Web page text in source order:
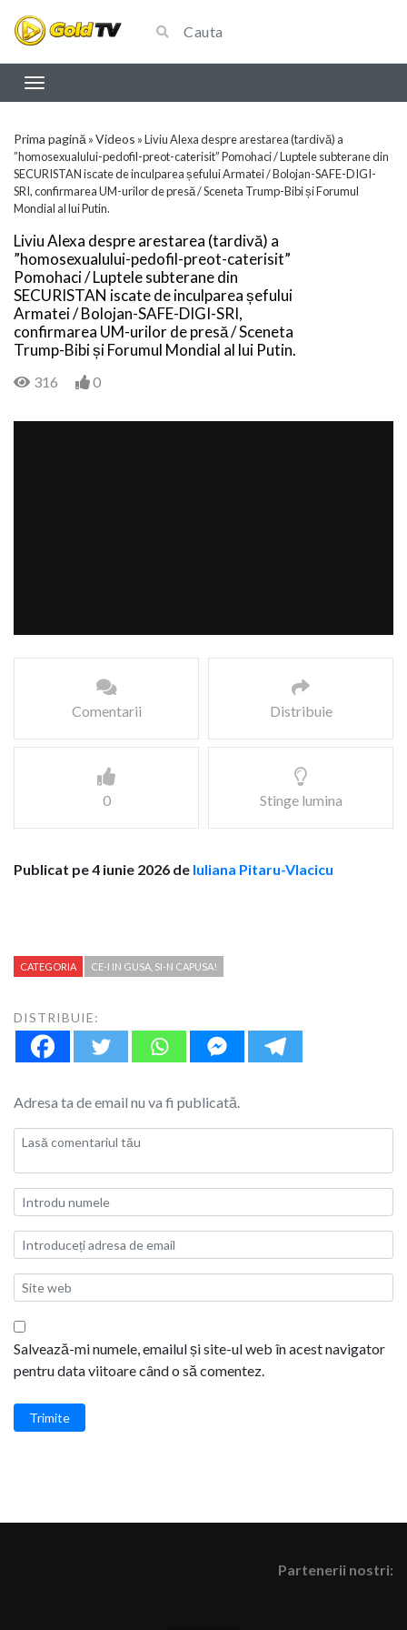
Prima pagină »Videos »Liviu Alexa despre arestarea (tardivă) a
”homosexualului-pedofil-preot-caterisit” Pomohaci / Luptele subterane din
SECURISTAN iscate de inculparea șefului Armatei / Bolojan-SAFE-DIGI-
SRI, confirmarea UM-urilor de presă / Sceneta Trump-Bibi și Forumul
Mondial al lui Putin.
Liviu Alexa despre arestarea (tardivă) a
”homosexualului-pedofil-preot-caterisit”
Pomohaci / Luptele subterane din
SECURISTAN iscate de inculparea șefului
Armatei / Bolojan-SAFE-DIGI-SRI,
confirmarea UM-urilor de presă / Sceneta
Trump-Bibi și Forumul Mondial al lui Putin.
316 0
Comentarii Distribuie
0 Stinge lumina
Publicat pe 4 iunie 2026 de Iuliana Pitaru-Vlacicu
CATEGORIA CE-I IN GUSA, SI-N CAPUSA!
DISTRIBUIE:
Adresa ta de email nu va fi publicată.
Salvează-mi numele, emailul și site-ul web în acest navigator
pentru data viitoare când o să comentez.
Trimite
Partenerii nostri: